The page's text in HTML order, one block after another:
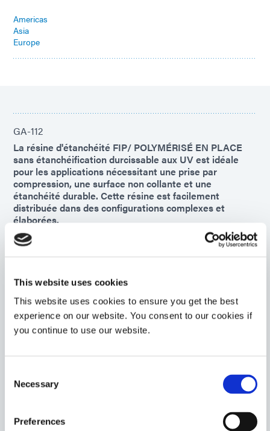
This website uses cookies
This website uses cookies to ensure you get the best
experience on our website. You consent to our cookies if
you continue to use our website.
Selection
Necessary
Preferences
Americas
Asia
Europe
GA-112
La résine d'étanchéité FIP/ POLYMÉRISÉ EN PLACE
sans étanchéification durcissable aux UV est idéale
pour les applications nécessitant une prise par
compression, une surface non collante et une
étanchéité durable. Cette résine est facilement
distribuée dans des configurations complexes et
élaborées.
Americas
9001-E-V3.1
Résine d'enrobage agent d'encapsulation et d'enrobage
photopolymérisable et thermodurcissable pour
l'assemblage électronique et les circuits imprimés
offre une couverture optimale sur les géométries de
circuits difficiles et minimise les contraintes sur les
Americas